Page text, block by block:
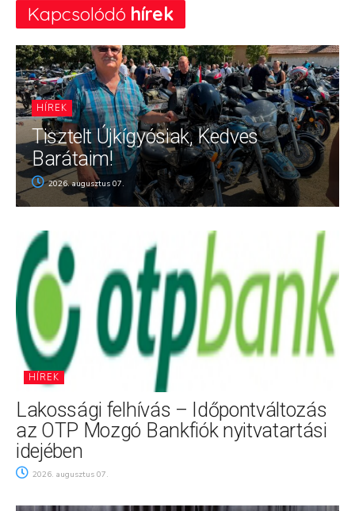
Kapcsolódó hírek
HÍREK
Tisztelt Újkígyósiak, Kedves
Barátaim!
2026. augusztus 07.
HÍREK
Lakossági felhívás – Időpontváltozás
az OTP Mozgó Bankfiók nyitvatartási
idejében
2026. augusztus 07.